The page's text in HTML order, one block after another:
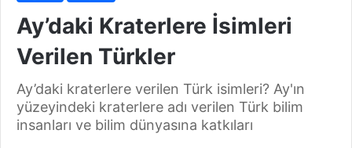
Ay’daki Kraterlere İsimleri
Verilen Türkler
Ay’daki kraterlere verilen Türk isimleri?​ Ay'ın
yüzeyindeki kraterlere adı verilen Türk bilim
insanları ve bilim dünyasına katkıları